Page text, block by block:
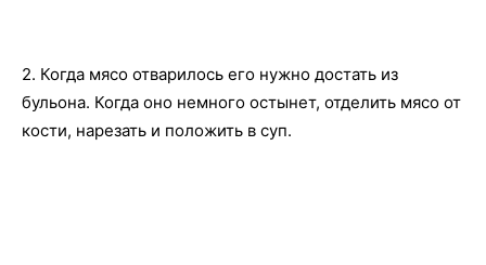
2. Когда мясо отварилось его нужно достать из
бульона. Когда оно немного остынет, отделить мясо от
кости, нарезать и положить в суп.